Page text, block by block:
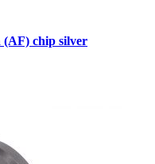
(AF) chip silver